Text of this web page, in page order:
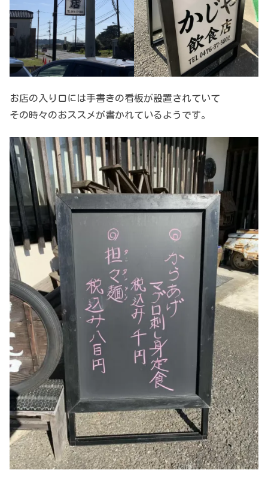
お店の入り口には手書きの看板が設置されていて
その時々のおススメが書かれているようです。